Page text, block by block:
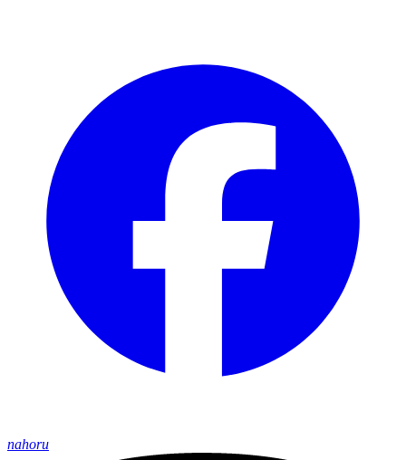
nahoru